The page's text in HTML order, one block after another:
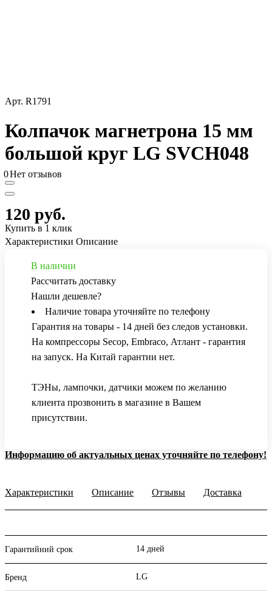
Арт. R1791
Колпачок магнетрона 15 мм
большой круг LG SVCH048
0Нет отзывов
120 руб.
Купить в 1 клик
Характеристики Описание
В наличии
Рассчитать доставку
Нашли дешевле?
Наличие товара уточняйте по телефону
Гарантия на товары - 14 дней без следов установки.
На компрессоры Secop, Embraco, Атлант - гарантия
на запуск. На Китай гарантии нет.
ТЭНы, лампочки, датчики можем по желанию
клиента прозвонить в магазине в Вашем
присутствии.
Информацию об актуальных ценах уточняйте по телефону!
Характеристики Описание Отзывы Доставка
Гарантийний срок 14 дней
Бренд LG